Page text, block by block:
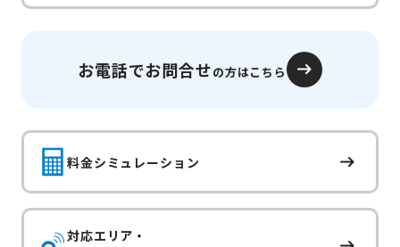
お電話でお問合せの方はこちら
料金シミュレーション
対応エリア・